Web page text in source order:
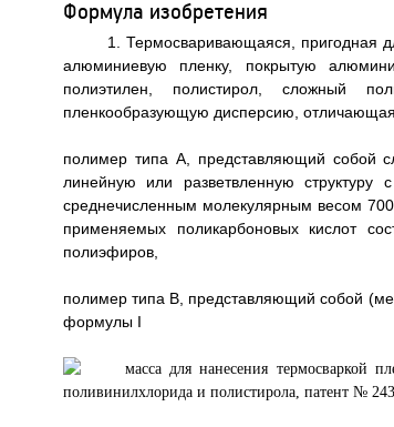
Формула изобретения
1. Термосваривающаяся, пригодная
алюминиевую пленку, покрытую
полиэтилен, полистирол, сложный
пленкообразующую дисперсию,
полимер типа А, представляющий собой
линейную или разветвленную
среднечисленным молекулярным весом
применяемых поликарбоновых кислот
полиэфиров,
полимер типа В, представляющий собой
формулы I